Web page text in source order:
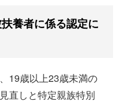
養者に係る認定に
19歳以上23歳未満の
直しと特定親族特別